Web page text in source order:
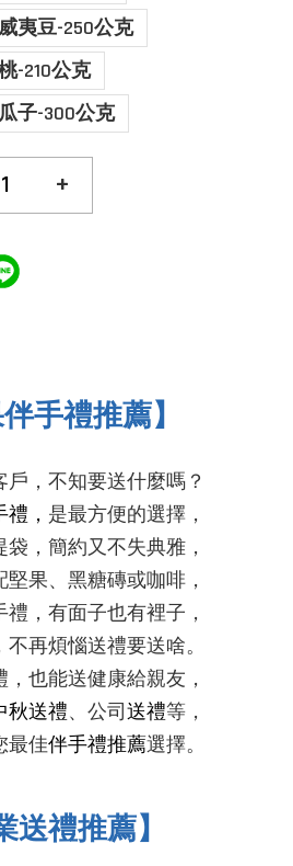
夷豆-250公克
-210公克
子-300公克
+
伴手禮推薦】
戶，不知要送什麼嗎？
禮， 是最方便的選擇，
，簡約又不失典雅，
果、黑糖磚或咖啡，
，有面子也有裡子，
再煩惱送禮要送啥。
，也能送健康給親友 ，
秋送禮、公司送禮等，
最佳伴手禮推薦選擇。
送禮推薦】